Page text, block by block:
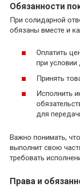
Обязанности
При солидарной
обязаны вместе и
Оплатить
при условии
Принять
Исполнить
для
Важно понимать,
выполнит свою
требовать
Права и